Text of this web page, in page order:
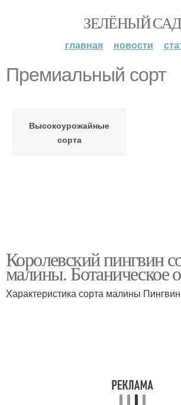
ЗЕЛЁНЫЙ САД
главная новости
Премиальный сорт
Высокоурожайные
сорта
Королевский пингвин
малины. Ботаническое
Характеристика сорта малины